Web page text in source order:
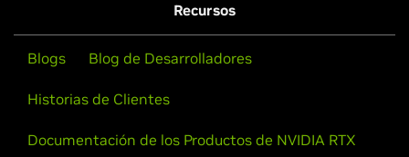
Recursos
Blogs Blog de Desarrolladores
Historias de Clientes
Documentación de los Productos de NVIDIA RTX